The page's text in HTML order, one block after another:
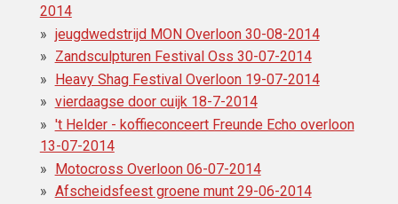
2014
jeugdwedstrijd MON Overloon 30-08-2014
Zandsculpturen Festival Oss 30-07-2014
Heavy Shag Festival Overloon 19-07-2014
vierdaagse door cuijk 18-7-2014
't Helder - koffieconceert Freunde Echo overloon
13-07-2014
Motocross Overloon 06-07-2014
Afscheidsfeest groene munt 29-06-2014